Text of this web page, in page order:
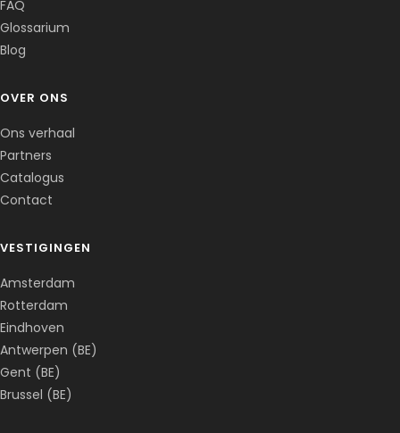
FAQ
Glossarium
Blog
OVER ONS
Ons verhaal
Partners
Catalogus
Contact
VESTIGINGEN
Amsterdam
Rotterdam
Eindhoven
Antwerpen (BE)
Gent (BE)
Brussel (BE)